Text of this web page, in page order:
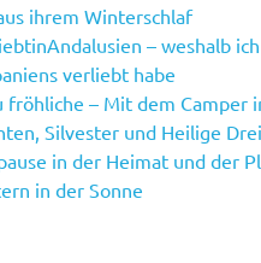
ihrem Winterschlaf
– weshalb
verliebt habe
fröhliche – Mit dem Camper
Silvester und Heilige
in der Heimat und der
in der Sonne